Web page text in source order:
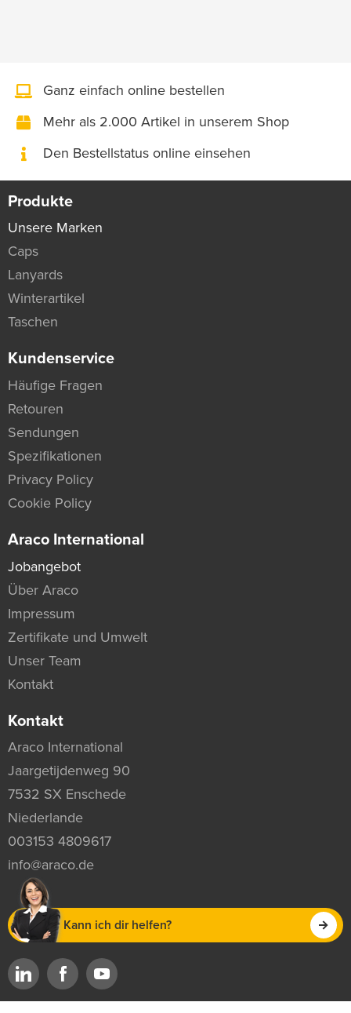
Ganz einfach online bestellen
Mehr als 2.000 Artikel in unserem Shop
Den Bestellstatus online einsehen
Produkte
Unsere Marken
Caps
Lanyards
Winterartikel
Taschen
Kundenservice
Häufige Fragen
Retouren
Sendungen
Spezifikationen
Privacy Policy
Cookie Policy
Araco International
Jobangebot
Über Araco
Impressum
Zertifikate und Umwelt
Unser Team
Kontakt
Kontakt
Araco International
Jaargetijdenweg 90
7532 SX Enschede
Niederlande
003153 4809617
info@araco.de
Kann ich dir helfen?